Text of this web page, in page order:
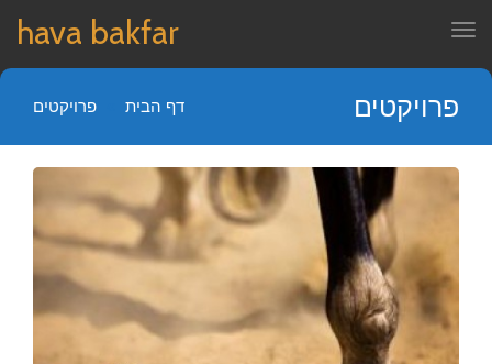
hava bakfar תפריט
פרויקטים דף הבית פרויקטים